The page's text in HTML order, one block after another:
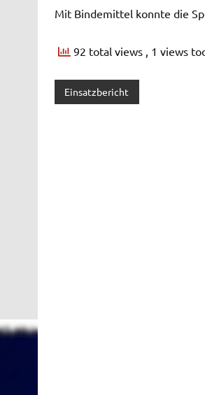
Mit Bindemittel konnte die
92 total views , 1 views
Einsatzbericht